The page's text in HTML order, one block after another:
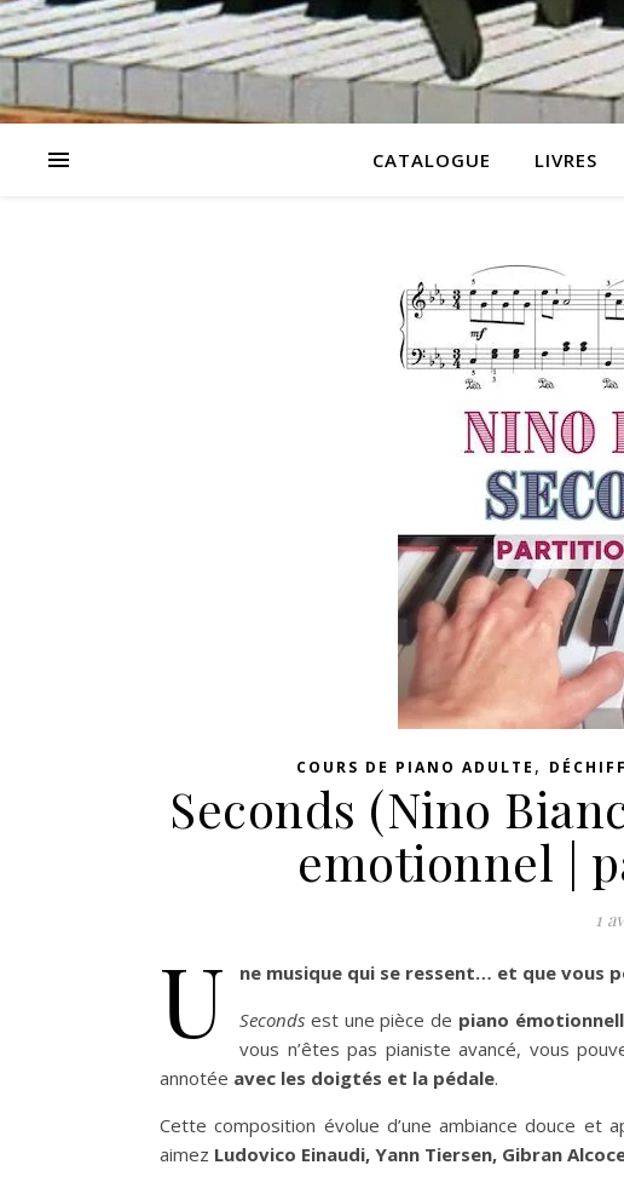
CATALOGUE LIVRES
COURS DE PIANO ADULTE ,
Seconds (Nino
emotionnel |
1
U
ne musique qui se ressent… et que vous
Seconds est une pièce de piano
vous n’êtes pas pianiste avancé, vous
annotée avec les doigtés et la pédale.
Cette composition évolue d’une ambiance douce et
aimez Ludovico Einaudi, Yann Tiersen, Gibran